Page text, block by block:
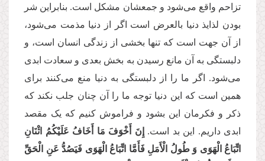
تزاحم واقع می‌شود و جمعشان مشکل است. بنابراین شر
بودن لذایذ دنیا بالعرض است اگر از دنیا مذمت می‌شود،
از آن جهت است که تنها بخشی از زندگی انسان است، و
دلبستگی به آن مانع رسیدن به بخش بعدی و سعادت ابدی
می‌شود. اگر ما را از دلبستگی به دنیا منع می‌کنند برای
همین است که این دنیا توجه ما را آن چنان جلب نکند که
ذکر و فکرمان این بشود و فراموش کنیم که یک مقصد
ابدی داریم. این بد است. إِنَ‏ أَخْوَفَ‏ مَا أَخَافُ‏ عَلَیْكُمُ‏ اثْنَانِ
اتِّبَاعُ الْهَوَى وَ طُولُ الْأَمَلِ‏ فَأَمَّا اتِّبَاعُ الْهَوَى فَیَصُدُّ عَنِ الْحَقِّ